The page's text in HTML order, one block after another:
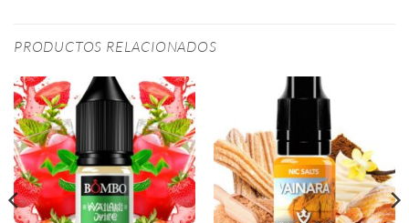
PRODUCTOS RELACIONADOS